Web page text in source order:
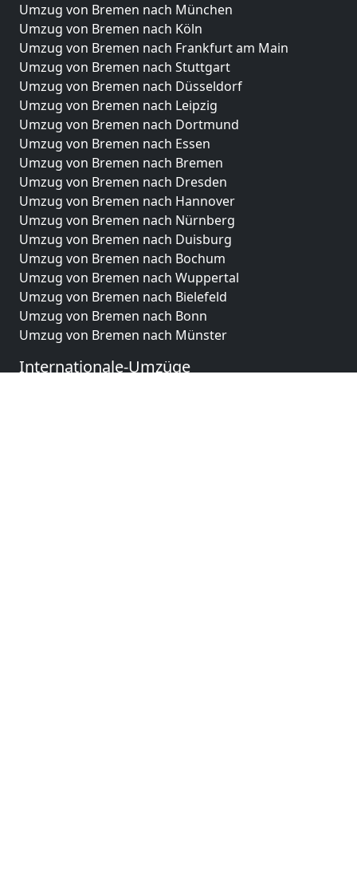
Umzug von Bremen nach München
Umzug von Bremen nach Köln
Umzug von Bremen nach Frankfurt am Main
Umzug von Bremen nach Stuttgart
Umzug von Bremen nach Düsseldorf
Umzug von Bremen nach Leipzig
Umzug von Bremen nach Dortmund
Umzug von Bremen nach Essen
Umzug von Bremen nach Bremen
Umzug von Bremen nach Dresden
Umzug von Bremen nach Hannover
Umzug von Bremen nach Nürnberg
Umzug von Bremen nach Duisburg
Umzug von Bremen nach Bochum
Umzug von Bremen nach Wuppertal
Umzug von Bremen nach Bielefeld
Umzug von Bremen nach Bonn
Umzug von Bremen nach Münster
Internationale-Umzüge